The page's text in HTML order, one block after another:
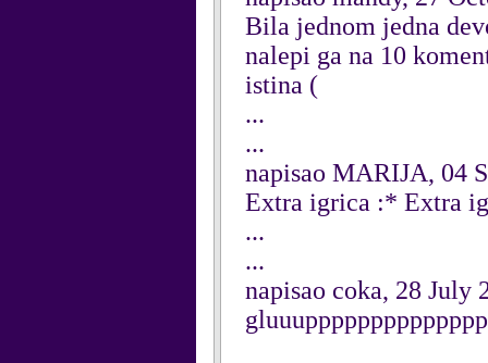
Bila jednom jedna
nalepi ga na 10
istina (
...
...
napisao MARIJA, 04
Extra igrica :* Extra
...
...
napisao coka, 28 July